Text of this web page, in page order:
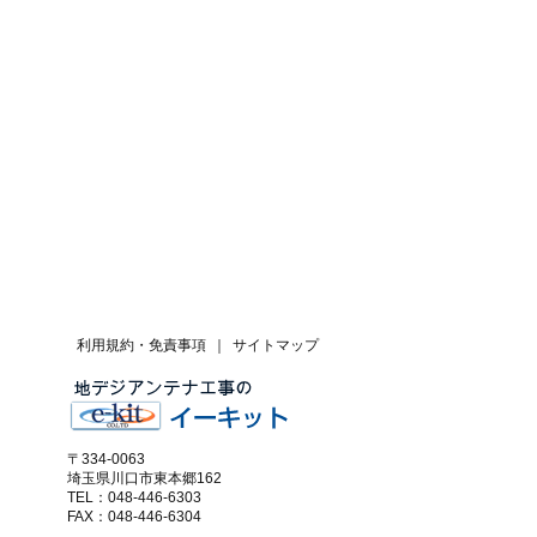
サイトマップ
利用規約・免責事項
〒334-0063
埼玉県川口市東本郷162
TEL：048-446-6303
FAX：048-446-6304